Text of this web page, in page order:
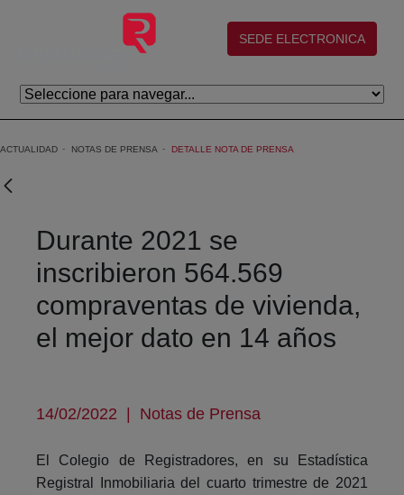
Saltar al contenido principal
(abre en nueva ventana)
SEDE ELECTRONICA
ACTUALIDAD NOTAS DE PRENSA DETALLE NOTA DE PRENSA
Durante 2021 se
inscribieron 564.569
compraventas de vivienda,
el mejor dato en 14 años
14/02/2022 | Notas de Prensa
El Colegio de Registradores, en su Estadística
Registral Inmobiliaria del cuarto trimestre de 2021